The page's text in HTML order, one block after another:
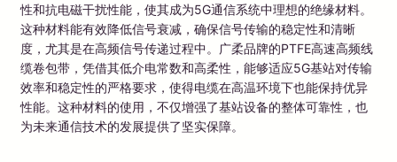
性和抗电磁干扰性能，使其成为5G通信系统中理想的绝缘材料。
这种材料能有效降低信号衰减，确保信号传输的稳定性和清晰
度，尤其是在高频信号传递过程中。广柔品牌的PTFE高速高频线
缆卷包带，凭借其低介电常数和高柔性，能够适应5G基站对传输
效率和稳定性的严格要求，使得电缆在高温环境下也能保持优异
性能。这种材料的使用，不仅增强了基站设备的整体可靠性，也
为未来通信技术的发展提供了坚实保障。